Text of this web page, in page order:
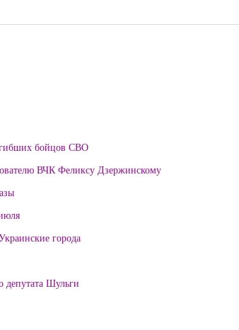
бойцов СВО
ВЧК Феликсу Дзержинскому
города
депутата Шульги